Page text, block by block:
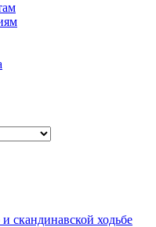
скандинавской ходьбе